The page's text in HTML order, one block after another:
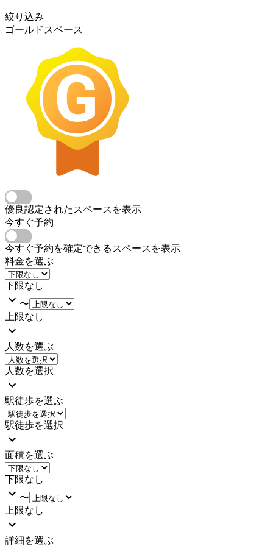
絞り込み
ゴールドスペース
優良認定されたスペースを表示
今すぐ予約
今すぐ予約を確定できるスペースを表示
料金を選ぶ
下限なし
〜
上限なし
人数を選ぶ
人数を選択
駅徒歩を選ぶ
駅徒歩を選択
面積を選ぶ
下限なし
〜
上限なし
詳細を選ぶ